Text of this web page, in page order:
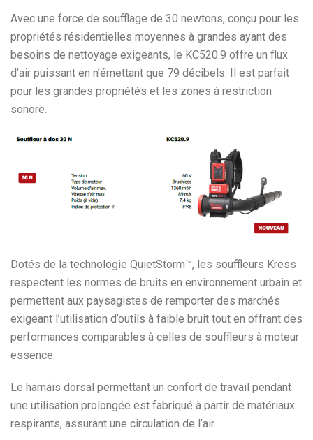
Avec une force de soufflage de 30 newtons, conçu pour les
propriétés résidentielles moyennes à grandes ayant des
besoins de nettoyage exigeants, le KC520.9 offre un flux
d’air puissant en n’émettant que 79 décibels. Il est parfait
pour les grandes propriétés et les zones à restriction
sonore.
Dotés de la technologie QuietStorm™, les souffleurs Kress
respectent les normes de bruits en environnement urbain et
permettent aux paysagistes de remporter des marchés
exigeant l’utilisation d’outils à faible bruit tout en offrant des
performances comparables à celles de souffleurs à moteur
essence.
Le harnais dorsal permettant un confort de travail pendant
une utilisation prolongée est fabriqué à partir de matériaux
respirants, assurant une circulation de l’air.